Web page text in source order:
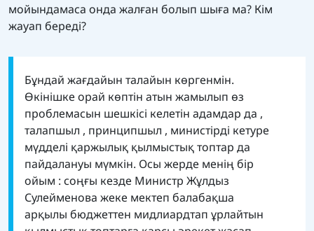
мойындамаса онда жалған болып шыға ма? Кім
жауап береді?
Бұндай жағдайын талайын көргенмін.
Өкінішке орай көптін атын жамылып өз
проблемасын шешкісі келетін адамдар да ,
талапшыл , принципшыл , министірді кетуре
мүдделі қаржылық қылмыстық топтар да
пайдалануы мүмкін. Осы жерде менің бір
ойым : соңғы кезде Министр Жұлдыз
Сулейменова жеке мектеп балабақша
арқылы бюджеттен мидлиардтап ұрлайтын